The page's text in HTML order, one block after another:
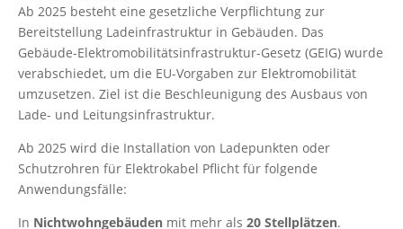
Ab 2025 besteht eine gesetzliche Verpflichtung zur
Bereitstellung Ladeinfrastruktur in Gebäuden. Das
Gebäude-Elektromobilitätsinfrastruktur-Gesetz (GEIG) wurde
verabschiedet, um die EU-Vorgaben zur Elektromobilität
umzusetzen. Ziel ist die Beschleunigung des Ausbaus von
Lade- und Leitungsinfrastruktur.
Ab 2025 wird die Installation von Ladepunkten oder
Schutzrohren für Elektrokabel Pflicht für folgende
Anwendungsfälle:
In Nichtwohngebäuden mit mehr als 20 Stellplätzen.